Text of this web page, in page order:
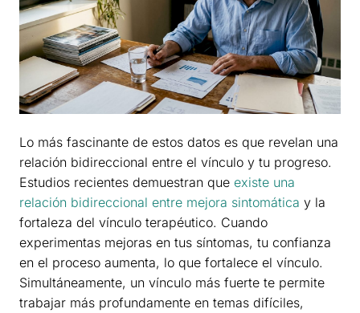
Lo más fascinante de estos datos es que revelan una
relación bidireccional entre el vínculo y tu progreso.
Estudios recientes demuestran que existe una
relación bidireccional entre mejora sintomática y la
fortaleza del vínculo terapéutico. Cuando
experimentas mejoras en tus síntomas, tu confianza
en el proceso aumenta, lo que fortalece el vínculo.
Simultáneamente, un vínculo más fuerte te permite
trabajar más profundamente en temas difíciles,